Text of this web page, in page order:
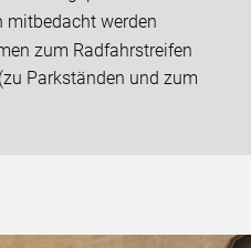
mitbedacht werden
zum Radfahrstreifen
Parkständen und zum